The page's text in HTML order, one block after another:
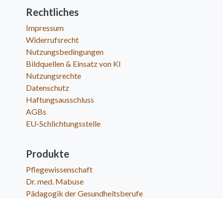
Rechtliches
Impressum
Widerrufsrecht
Nutzungsbedingungen
Bildquellen & Einsatz von KI
Nutzungsrechte
Datenschutz
Haftungsausschluss
AGBs
EU-Schlichtungsstelle
Produkte
Pflegewissenschaft
Dr. med. Mabuse
Pädagogik der Gesundheitsberufe